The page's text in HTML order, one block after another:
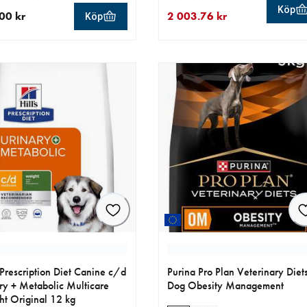
kr Köp 2 003.76 kr Köp
Diet Canine c/d
+ Metabolic Multicare
Original 12 kg
Purina Pro Plan Veterinary
Dog Obesity Management